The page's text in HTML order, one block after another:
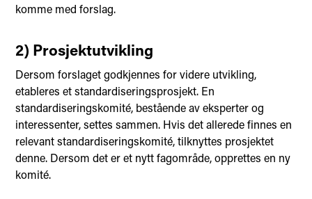
komme med forslag.
2) Prosjektutvikling
Dersom forslaget godkjennes for videre utvikling,
etableres et standardiseringsprosjekt. En
standardiseringskomité, bestående av eksperter og
interessenter, settes sammen. Hvis det allerede finnes en
relevant standardiseringskomité, tilknyttes prosjektet
denne. Dersom det er et nytt fagområde, opprettes en ny
komité.